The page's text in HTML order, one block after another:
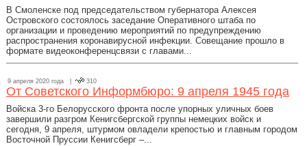
В Смоленске под председательством губернатора Алексея
Островского состоялось заседание Оперативного штаба по
организации и проведению мероприятий по предупреждению
распространения коронавирусной инфекции. Совещание прошло в
формате видеоконференцсвязи с главами...
9 апреля 2020 года | 310
От Советского Информбюро: 9 апреля 1945 года
Войска 3-го Белорусского фронта после упорных уличных боев
завершили разгром Кенигсбергской группы немецких войск и
сегодня, 9 апреля, штурмом овладели крепостью и главным городом
Восточной Пруссии Кенигсберг –...